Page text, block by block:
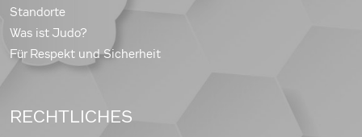
Standorte
Was ist Judo?
Für Respekt und Sicherheit
RECHTLICHES